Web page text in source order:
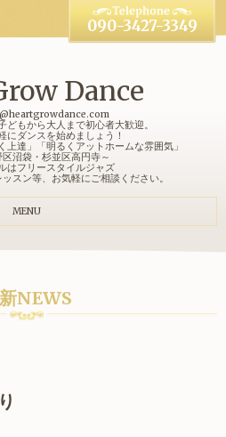
Dance
どもから大人まで初心者大歓迎。
にダンスを始めましょう！
上達」「明るくアットホームな雰囲気」
区沼袋・杉並区高円寺～
はフリースタイルジャズ
ッスン等、お気軽にご相談ください。
090-3427-3349
MENU
NEWS